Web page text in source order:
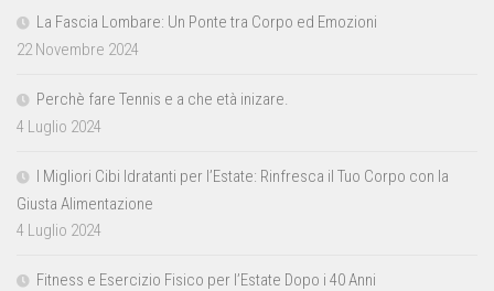
La Fascia Lombare: Un Ponte tra Corpo ed Emozioni
22 Novembre 2024
Perchè fare Tennis e a che età inizare.
4 Luglio 2024
I Migliori Cibi Idratanti per l’Estate: Rinfresca il Tuo Corpo con la
Giusta Alimentazione
4 Luglio 2024
Fitness e Esercizio Fisico per l’Estate Dopo i 40 Anni